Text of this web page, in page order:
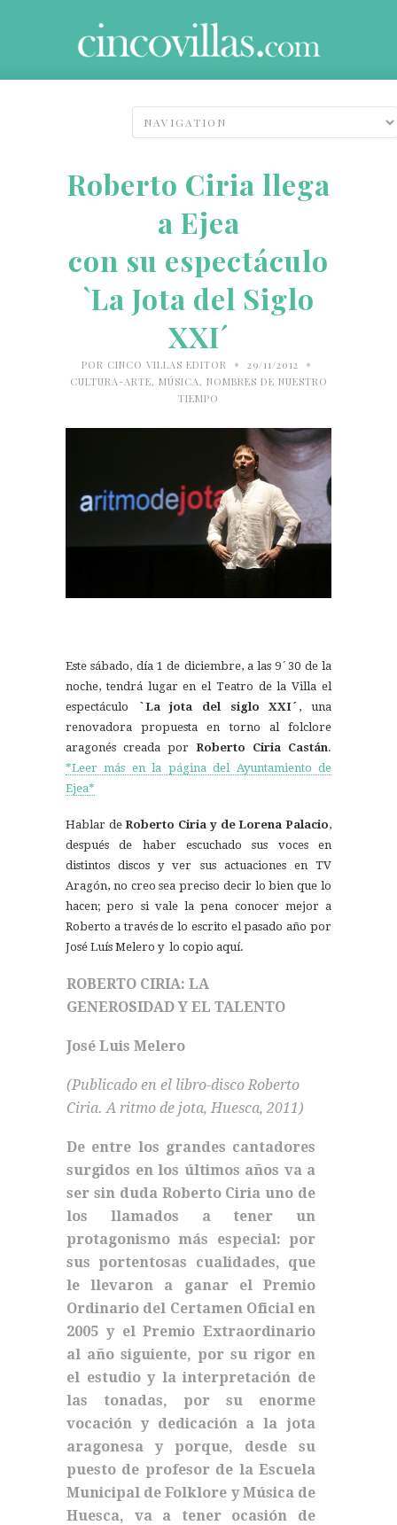
Roberto Ciria llega
a Ejea
con su espectáculo
`La Jota del Siglo
XXI´
POR CINCO VILLAS EDITOR • 29/11/2012 •
CULTURA-ARTE, MÚSICA , NOMBRES DE NUESTRO
TIEMPO
Este sábado, día 1 de diciembre, a las 9´30 de la
noche, tendrá lugar en el Teatro de la Villa el
espectáculo
`La jota del siglo XXI´ , una
renovadora propuesta en torno al folclore
aragonés creada por Roberto Ciria Castán.
*Leer más en la página del Ayuntamiento de
Ejea*
Hablar deRoberto Ciria y de Lorena Palacio,
después de haber escuchado sus voces en
distintos discos y ver sus actuaciones en TV
Aragón, no creo sea preciso decir lo bien que lo
hacen; pero si vale la pena conocer mejor a
Roberto a través de lo escrito el pasado año por
José Luís Melero y lo copio aquí.
ROBERTO CIRIA: LA
GENEROSIDAD Y EL TALENTO
José Luis Melero
(Publicado en el libro-disco Roberto
Ciria. A ritmo de jota, Huesca, 2011)
De entre los grandes cantadores
surgidos en los últimos años va a
ser sin duda Roberto Ciria uno de
los llamados a tener un
protagonismo más especial: por
sus portentosas cualidades, que
le llevaron a ganar el Premio
Ordinario del Certamen Oficial en
2005 y el Premio Extraordinario
al año siguiente, por su rigor en
el estudio y la interpretación de
las tonadas, por su enorme
vocación y dedicación a la jota
aragonesa y porque, desde su
puesto de profesor de la Escuela
Municipal de Folklore y Música de
Huesca, va a tener ocasión de